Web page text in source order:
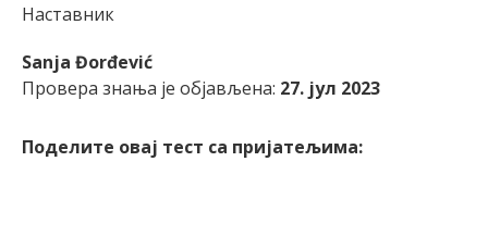
Наставник
Sanja Đorđević
Провера знања је објављена: 27. јул 2023
Поделите овај тест са пријатељима: